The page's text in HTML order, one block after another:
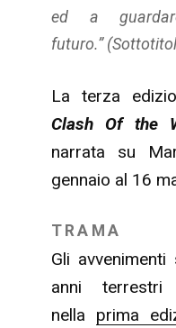
ed a
futuro.”
La terza
Clash Of the
narrata su
gennaio al 16
TRAMA
Gli
anni
nella prima